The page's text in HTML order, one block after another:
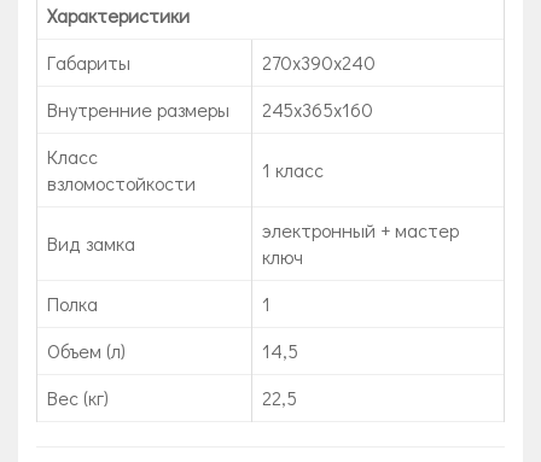
Характеристики
Габариты
270x390x240
Внутренние размеры
245х365х160
Класс
взломостойкости
1 класс
Вид замка
электронный + мастер
ключ
Полка
1
Объем (л)
14,5
Вес (кг)
22,5